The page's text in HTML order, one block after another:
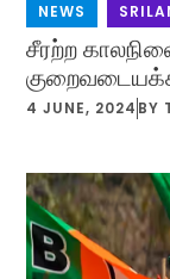
NEWS
சீரற்ற
4 JUNE, 2024 BY